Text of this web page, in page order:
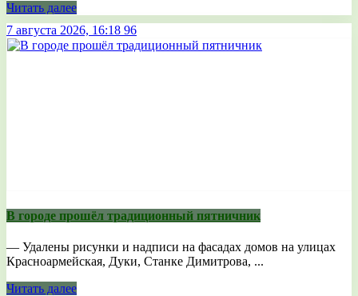
Читать далее
7 августа 2026, 16:18 96
В городе прошёл традиционный пятничник
— Удалены рисунки и надписи на фасадах домов на улицах
Красноармейская, Дуки, Станке Димитрова, ...
Читать далее